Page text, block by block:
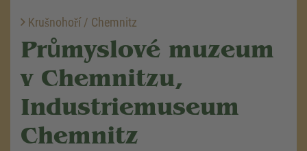
Krušnohoří / Chemnitz
Průmyslové muzeum
v Chemnitzu,
Industriemuseum
Chemnitz